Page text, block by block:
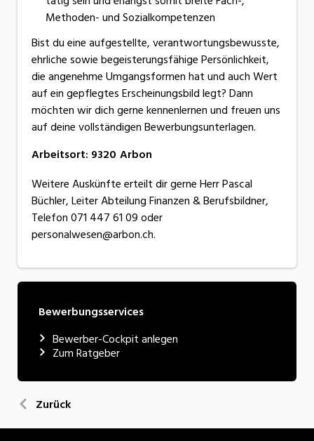
Methoden- und Sozialkompetenzen
Bist du eine aufgestellte, verantwortungsbewusste,
ehrliche sowie begeisterungsfähige Persönlichkeit,
die angenehme Umgangsformen hat und auch Wert
auf ein gepflegtes Erscheinungsbild legt? Dann
möchten wir dich gerne kennenlernen und freuen uns
auf deine vollständigen Bewerbungsunterlagen.
Arbeitsort: 9320 Arbon
Weitere Auskünfte erteilt dir gerne Herr Pascal
Büchler, Leiter Abteilung Finanzen & Berufsbildner,
Telefon 071 447 61 09 oder
personalwesen@arbon.ch.
Bewerbungsservices
Bewerber-Cockpit anlegen
Zum Ratgeber
Zurück